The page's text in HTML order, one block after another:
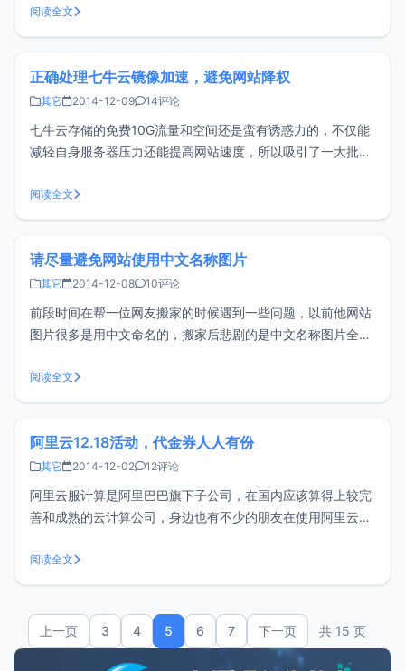
花什么钱。中间陆陆续续的被各种原因打断，甚至放弃。大部
分时间使用的网站空间都是朋友赞助的，偶尔也买过一些空
阅读全文
正确处理七牛云镜像加速，避免网站降权
其它 2014-12-09 14评论
七牛云存储的免费10G流量和空间还是蛮有诱惑力的，不仅能
减轻自身服务器压力还能提高网站速度，所以吸引了一大批的
但只要我们正确处理好七牛的镜像加速是完全可以避免这种情
况发生的，通过网上的方法做了一个小小的总结，下面就来看
阅读全文
请尽量避免网站使用中文名称图片
其它 2014-12-08 10评论
前段时间在帮一位网友搬家的时候遇到一些问题，以前他网站
图片很多是用中文命名的，搬家后悲剧的是中文名称图片全都
码，所以建议各位朋友网站图片尽量以英文或拼音来命名。中
文名称的不利之处： windows server的操作系统对中文名称
阅读全文
阿里云12.18活动，代金券人人有份
其它 2014-12-02 12评论
阿里云服计算是阿里巴巴旗下子公司，在国内应该算得上较完
善和成熟的云计算公司，身边也有不少的朋友在使用阿里云服
12.18活动实名认证后可领取代金券。阿里云12181218实名认
证领代金券活动细则活动时间：2014.12.1 - 2014.12.17
阅读全文
上一页 3 4 5 6 7 下一页 共 15 页